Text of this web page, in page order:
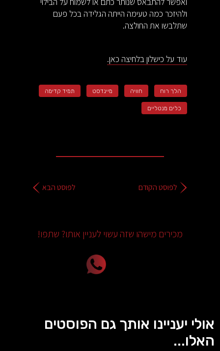
ולהיזכר כמה טעימה הייתה הגלידה בכל פעם
שתלבשו את החולצה.
עוד על כישלון בלחיצה כאן.
הלך רוח חוויה מיינדסט תמיד קדימה
כלים מנטליים
לפוסט הקודם לפוסט הבא
מכירים מישהו שזה עשוי לעניין אותו? שתפו!
אולי יעניינו אותך גם הפוסטים
האלו...